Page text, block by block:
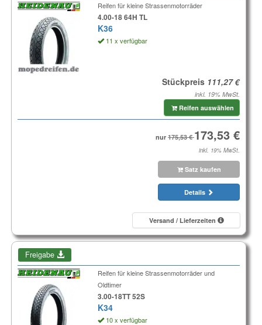
Reifen für kleine Strassenmotorräder
4.00-18 64H TL
K36
11 x verfügbar
Stückpreis
inkl. 19% MwSt.
Reifen auswählen
nur
inkl. 19% MwSt.
Satz kaufen
Details
Versand / Lieferzeiten
Freigabe
Reifen für kleine Strassenmotorräder und
Oldtimer
3.00-18TT 52S
K34
10 x verfügbar